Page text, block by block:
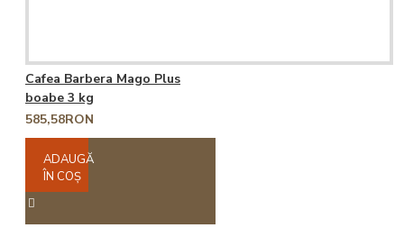
Cafea Barbera Mago Plus
boabe 3 kg
585,58RON
ADAUGĂ
ÎN COŞ